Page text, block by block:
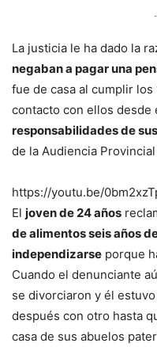
La justicia le ha dado la
negaban a pagar una
fue de casa al cumplir los
contacto con ellos desde
responsabilidades de
de la Audiencia
https://youtu.be/
El joven de 24 años
de alimentos seis años
independizarse porque
Cuando el denunciante
se divorciaron y él
después con otro hasta
casa de sus abuelos